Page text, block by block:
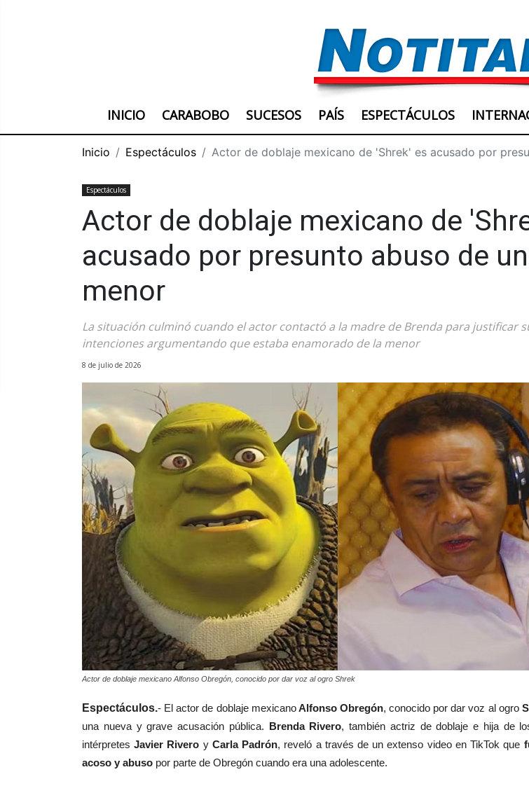
INICIO CARABOBO SUCESOS PAÍS ESPECTÁCULOS
Inicio Espectáculos Actor de doblaje mexicano de 'Shrek' es acusado por
Espectáculos
Actor de doblaje mexicano de
acusado por presunto abuso de
menor
La situación culminó cuando el actor contactó a la madre de Brenda para justificar
intenciones argumentando que estaba enamorado de la menor
8 de julio de 2026
Actor de doblaje mexicano Alfonso Obregón, conocido por dar voz al ogro Shrek
Espectáculos.- El actor de doblaje mexicanoAlfonso Obregón, conocido por dar voz al ogro
una nueva y grave acusación pública. Brenda Rivero, también actriz de doblaje e hija de
intérpretesJavier Rivero y Carla Padrón, reveló a través de un extenso video en TikTok que
acoso y abuso por parte de Obregón cuando era una adolescente.